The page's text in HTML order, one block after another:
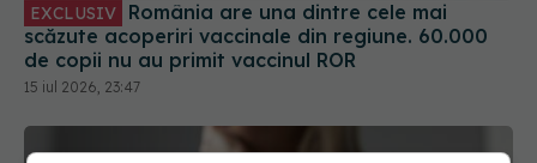
EXCLUSIV
scăzute acoperiri vaccinale din regiune. 60.000
de copii nu au primit vaccinul ROR
15 iul 2026, 23:47